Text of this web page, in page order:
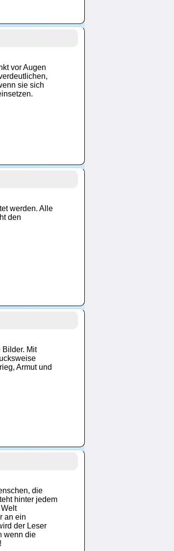
vor Augen
sie sich
werden. Alle
den
Bilder. Mit
Armut und
die
hinter jedem
an ein
der Leser
wenn die